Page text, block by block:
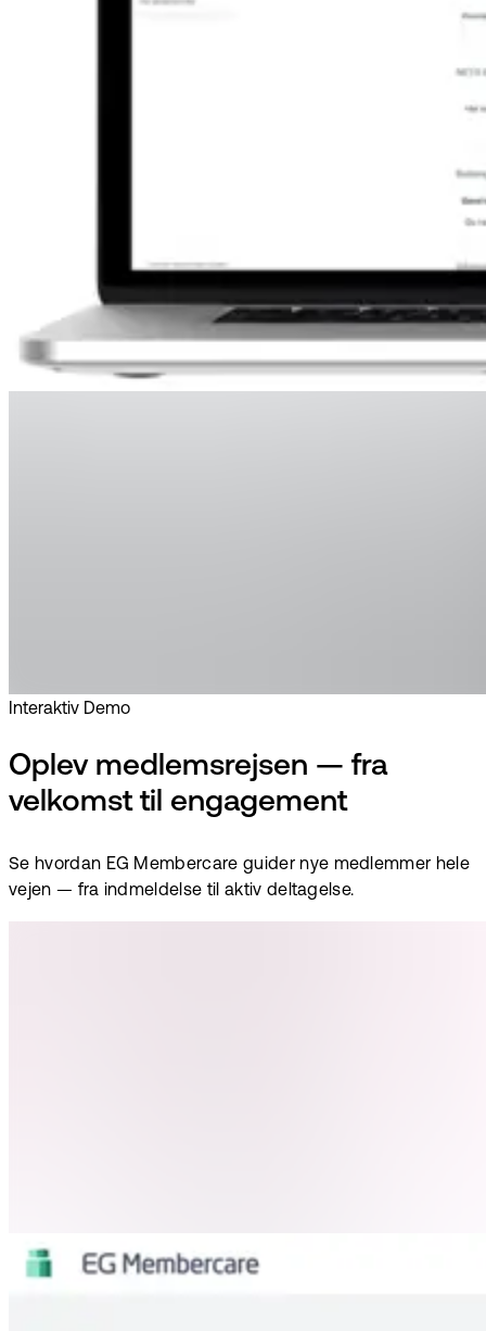
Interaktiv Demo
Oplev medlemsrejsen — fra
velkomst til engagement
Se hvordan EG Membercare guider nye medlemmer hele
vejen — fra indmeldelse til aktiv deltagelse.